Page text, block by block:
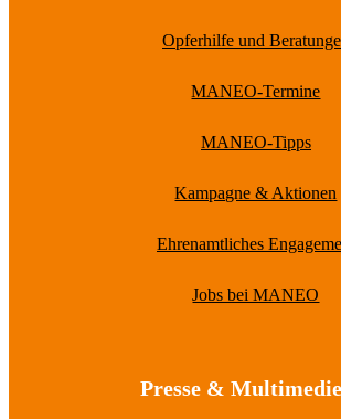
Opferhilfe und
MANEO-Termine
MANEO-Tipps
Kampagne & Aktionen
Ehrenamtliches
Jobs bei MANEO
Presse &